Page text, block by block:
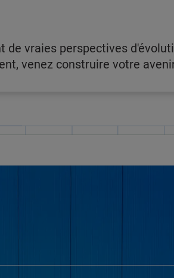
vraies perspectives
venez construire votre